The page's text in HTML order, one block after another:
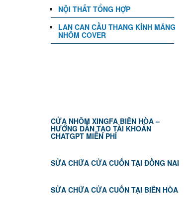
NỘI THẤT TỔNG HỢP
LAN CAN CẦU THANG KÍNH MÁNG
NHÔM COVER
CỬA NHÔM XINGFA BIÊN HÒA –
HƯỚNG DẪN TẠO TÀI KHOẢN
CHATGPT MIỄN PHÍ
SỬA CHỮA CỬA CUỐN TẠI ĐỒNG NAI
SỬA CHỮA CỬA CUỐN TẠI BIÊN HÒA